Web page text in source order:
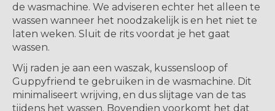
de wasmachine. We adviseren echter het alleen te
wassen wanneer het noodzakelijk is en het niet te
laten weken. Sluit de rits voordat je het gaat
wassen.
Wij raden je aan een waszak, kussensloop of
Guppyfriend te gebruiken in de wasmachine. Dit
minimaliseert wrijving, en dus slijtage van de tas
tijdens het wassen. Bovendien voorkomt het dat